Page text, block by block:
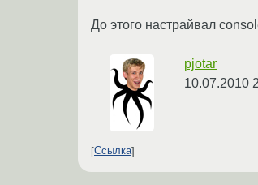
До этого настрайвал
pjotar
10.07.2010
Ссылка